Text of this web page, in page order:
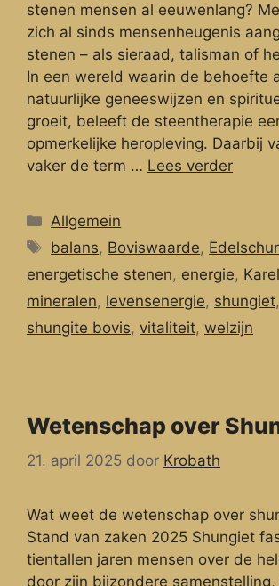
stenen mensen al eeuwenlang?
zich al sinds mensenheugenis
stenen – als sieraad, talisman of
In een wereld waarin de behoefte
natuurlijke geneeswijzen en
groeit, beleeft de steentherapie
opmerkelijke heropleving. Daarbij
vaker de term … Lees verder
Categorieën
Allgemein
Tags
balans, Boviswaarde,
energetische stenen, energie,
mineralen, levensenergie, shungiet,
shungite bovis, vitaliteit, welzijn
Wetenschap over
21. april 2025 door Krobath
Wat weet de wetenschap over
Stand van zaken 2025 Shungiet
tientallen jaren mensen over de
door zijn bijzondere